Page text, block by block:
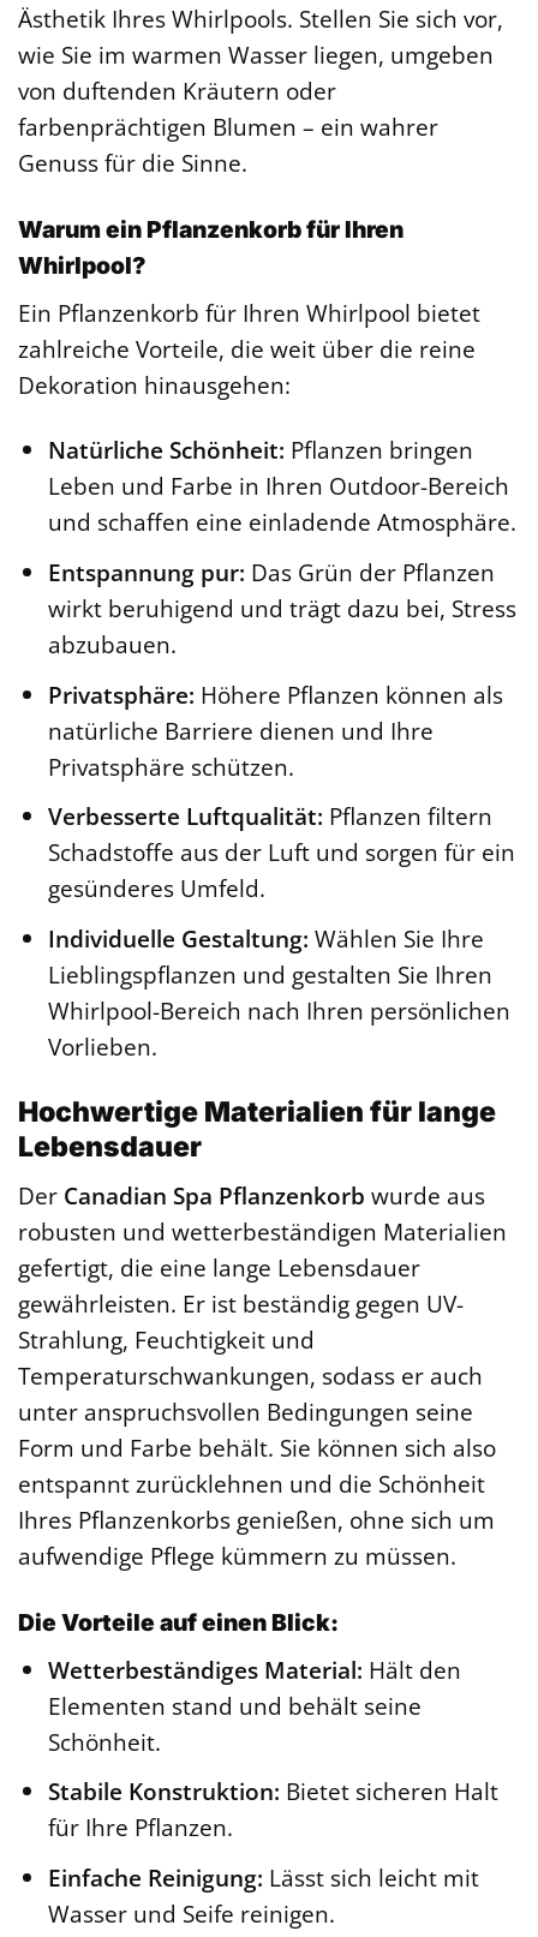
Ästhetik Ihres Whirlpools. Stellen Sie sich vor,
wie Sie im warmen Wasser liegen, umgeben
von duftenden Kräutern oder
farbenprächtigen Blumen – ein wahrer
Genuss für die Sinne.
Warum ein Pflanzenkorb für Ihren
Whirlpool?
Ein Pflanzenkorb für Ihren Whirlpool bietet
zahlreiche Vorteile, die weit über die reine
Dekoration hinausgehen:
Natürliche Schönheit: Pflanzen bringen
Leben und Farbe in Ihren Outdoor-Bereich
und schaffen eine einladende Atmosphäre.
Entspannung pur: Das Grün der Pflanzen
wirkt beruhigend und trägt dazu bei, Stress
abzubauen.
Privatsphäre: Höhere Pflanzen können als
natürliche Barriere dienen und Ihre
Privatsphäre schützen.
Verbesserte Luftqualität: Pflanzen filtern
Schadstoffe aus der Luft und sorgen für ein
gesünderes Umfeld.
Individuelle Gestaltung: Wählen Sie Ihre
Lieblingspflanzen und gestalten Sie Ihren
Whirlpool-Bereich nach Ihren persönlichen
Vorlieben.
Hochwertige Materialien für lange
Lebensdauer
Der Canadian Spa Pflanzenkorb wurde aus
robusten und wetterbeständigen Materialien
gefertigt, die eine lange Lebensdauer
gewährleisten. Er ist beständig gegen UV-
Strahlung, Feuchtigkeit und
Temperaturschwankungen, sodass er auch
unter anspruchsvollen Bedingungen seine
Form und Farbe behält. Sie können sich also
entspannt zurücklehnen und die Schönheit
Ihres Pflanzenkorbs genießen, ohne sich um
aufwendige Pflege kümmern zu müssen.
Die Vorteile auf einen Blick:
Wetterbeständiges Material: Hält den
Elementen stand und behält seine
Schönheit.
Stabile Konstruktion: Bietet sicheren Halt
für Ihre Pflanzen.
Einfache Reinigung: Lässt sich leicht mit
Wasser und Seife reinigen.